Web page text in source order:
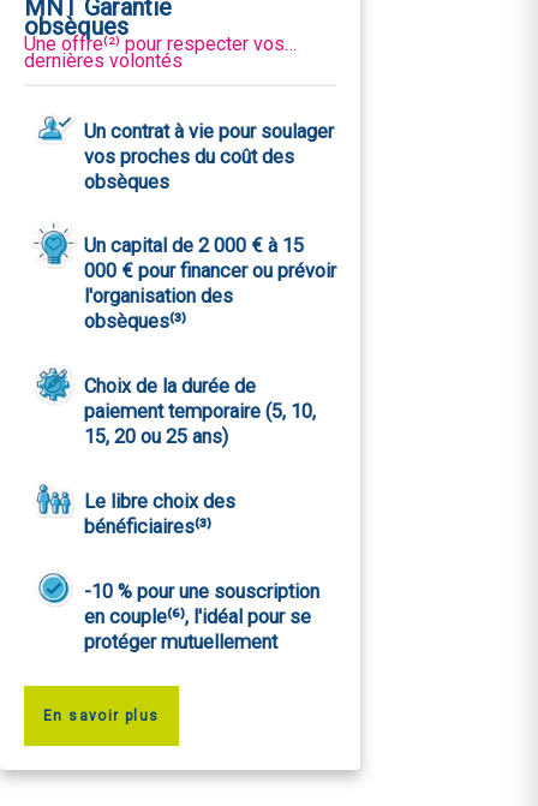
MNT Garantie
obsèques
Une offre⁽²⁾ pour respecter vos
dernières volontés
Un contrat à vie pour soulager
vos proches du coût des
obsèques
Un capital de 2 000 € à 15
000 € pour financer ou prévoir
l'organisation des
obsèques⁽³⁾
Choix de la durée de
paiement temporaire (5, 10,
15, 20 ou 25 ans)
Le libre choix des
bénéficiaires⁽³⁾
-10 % pour une souscription
en couple⁽⁶⁾, l'idéal pour se
protéger mutuellement
En savoir plus